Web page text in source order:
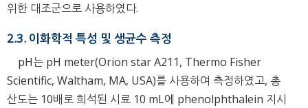
위한 대조군으로 사용하였다.
2.3. 이화학적 특성 및 생균수 측정
pH는 pH meter(Orion star A211, Thermo Fisher
Scientific, Waltham, MA, USA)를 사용하여 측정하였고, 총
산도는 10배로 희석된 시료 10 mL에 phenolphthalein 지시